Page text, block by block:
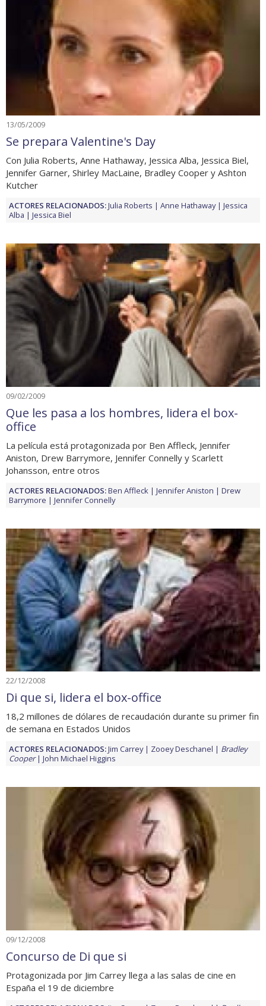
13/05/2009
Se prepara Valentine's Day
Con Julia Roberts, Anne Hathaway, Jessica Alba, Jessica Biel,
Jennifer Garner, Shirley MacLaine, Bradley Cooper y Ashton
Kutcher
ACTORES RELACIONADOS:Julia Roberts Anne Hathaway
Jessica
Alba
Jessica Biel
09/02/2009
Que les pasa a los hombres, lidera el box-
office
La película está protagonizada por Ben Affleck, Jennifer
Aniston, Drew Barrymore, Jennifer Connelly y Scarlett
Johansson, entre otros
ACTORES RELACIONADOS:Ben Affleck Jennifer Aniston
Drew
Barrymore
Jennifer Connelly
22/12/2008
Di que si, lidera el box-office
18,2 millones de dólares de recaudación durante su primer fin
de semana en Estados Unidos
ACTORES RELACIONADOS:Jim Carrey Zooey Deschanel
Bradley
Cooper
John Michael Higgins
09/12/2008
Concurso de Di que si
Protagonizada por Jim Carrey llega a las salas de cine en
España el 19 de diciembre